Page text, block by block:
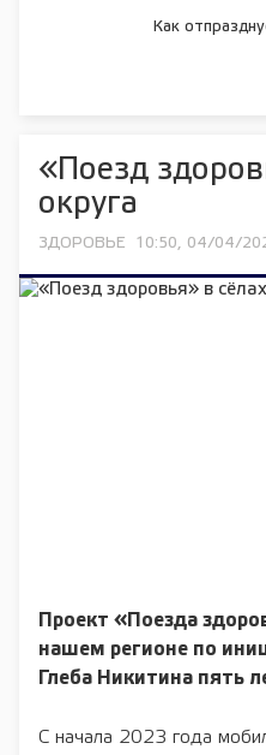
Как
«Поезд
округа
ЗДОРОВЬЕ 10:50, 04/04/
Проект «Поезда
нашем регионе по
Глеба Никитина пять
С начала 2023 года